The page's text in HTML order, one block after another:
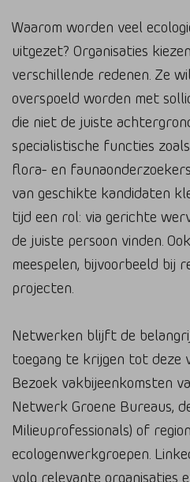
Waarom worden veel
uitgezet? Organisaties
verschillende redenen. Ze
overspoeld worden met
die niet de juiste
specialistische functies
flora- en
van geschikte kandidaten
tijd een rol: via gerichte
de juiste persoon vinden.
meespelen, bijvoorbeeld bij
projecten.
Netwerken blijft de
toegang te krijgen tot deze
Bezoek vakbijeenkomsten
Netwerk Groene Bureaus,
Milieuprofessionals) of
ecologenwerkgroepen.
volg relevante organisaties